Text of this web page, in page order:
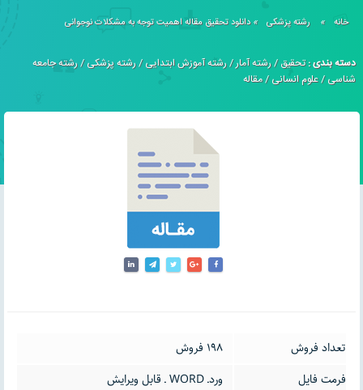
خانه » رشته پزشکی »دانلود تحقیق مقاله اهمیت توجه به مشکلات نوجوانی
دسته بندی :تحقیق/رشته آمار/رشته آموزش ابتدایی/رشته پزشکی/رشته جامعه
شناسی/علوم انسانی/مقاله
تعداد فروش
198 فروش
فرمت فایل
وردـ WORD ـ قابل ویرایش